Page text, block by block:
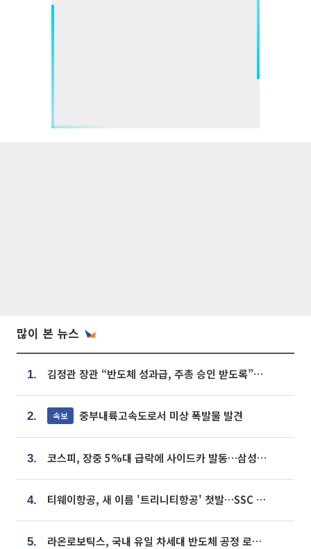
많이 본 뉴스
1. 김정관 장관 “반도체 성과급, 주총 승인 받도록”…상법·자본시장법 개정 시사
2. 속보 중부내륙고속도로서 미상 폭발물 발견
3. 코스피, 장중 5%대 급락에 사이드카 발동…삼성·SK 동반 폭락
4. 티웨이항공, 새 이름 '트리니티항공' 첫발…SSC 전략 본격화
5. 라온로보틱스, 국내 유일 차세대 반도체 공정 로봇 개발 ‘고객사 테스트 진행’